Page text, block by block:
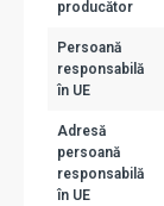
producător
Persoană
responsabilă
în UE
Adresă
persoană
responsabilă
în UE